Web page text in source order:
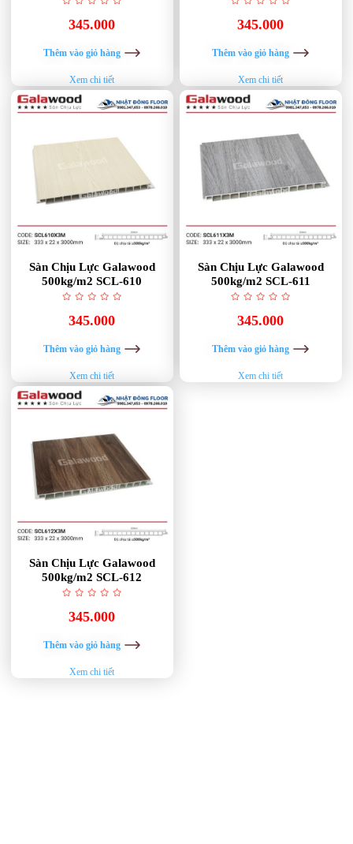
345.000
Thêm vào giỏ hàng
Xem chi tiết
345.000
Thêm vào giỏ hàng
Xem chi tiết
Sàn Chịu Lực Galawood
500kg/m2 SCL-610
345.000
Thêm vào giỏ hàng
Xem chi tiết
Sàn Chịu Lực Galawood
500kg/m2 SCL-611
345.000
Thêm vào giỏ hàng
Xem chi tiết
Sàn Chịu Lực Galawood
500kg/m2 SCL-612
345.000
Thêm vào giỏ hàng
Xem chi tiết